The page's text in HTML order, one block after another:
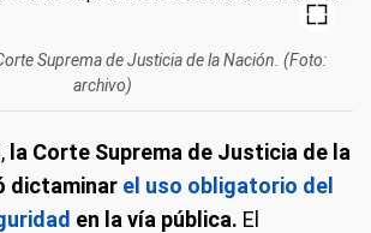
Suprema de Justicia de la Nación. (Foto:
archivo)
la Corte Suprema de Justicia de la
dictaminar el uso obligatorio del
en la vía pública. El